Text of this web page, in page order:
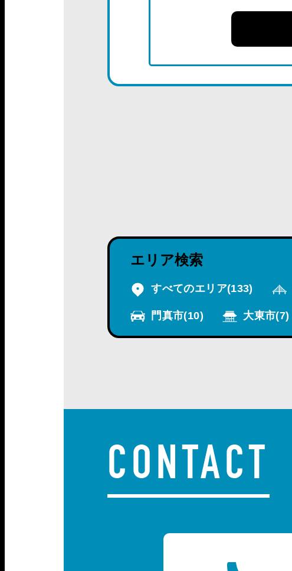
エリア検索
すべてのエリア(133)
門真市(10) 大東市(7)
CONTACT